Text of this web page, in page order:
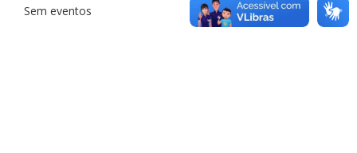
Sem eventos